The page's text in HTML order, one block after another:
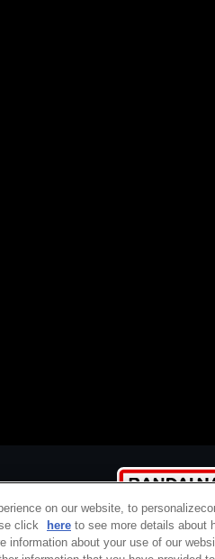
on our website, to
click
here to see more details about
information about your use of our